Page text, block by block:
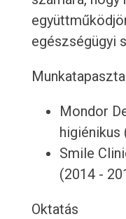
egészségügyi
Mondor
higiénikus
Smile
(2014 -
Oktatás